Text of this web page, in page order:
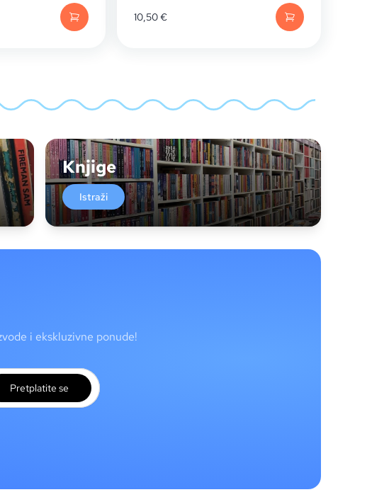
10,50€
Knjige
Istraži
i ekskluzivne ponude!
Pretplatite se